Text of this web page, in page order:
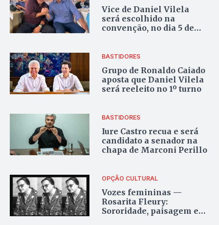
Vice de Daniel Vilela
será escolhido na
convenção, no dia 5 de
BASTIDORES
Grupo de Ronaldo Caiado
aposta que Daniel Vilela
será reeleito no 1º turno
BASTIDORES
Iure Castro recua e será
candidato a senador na
chapa de Marconi Perillo
OPÇÃO CULTURAL
Vozes femininas —
Rosarita Fleury:
Sororidade, paisagem e